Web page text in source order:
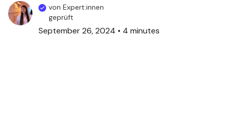
von Expert:innen
geprüft
September 26, 2024 • 4 minutes